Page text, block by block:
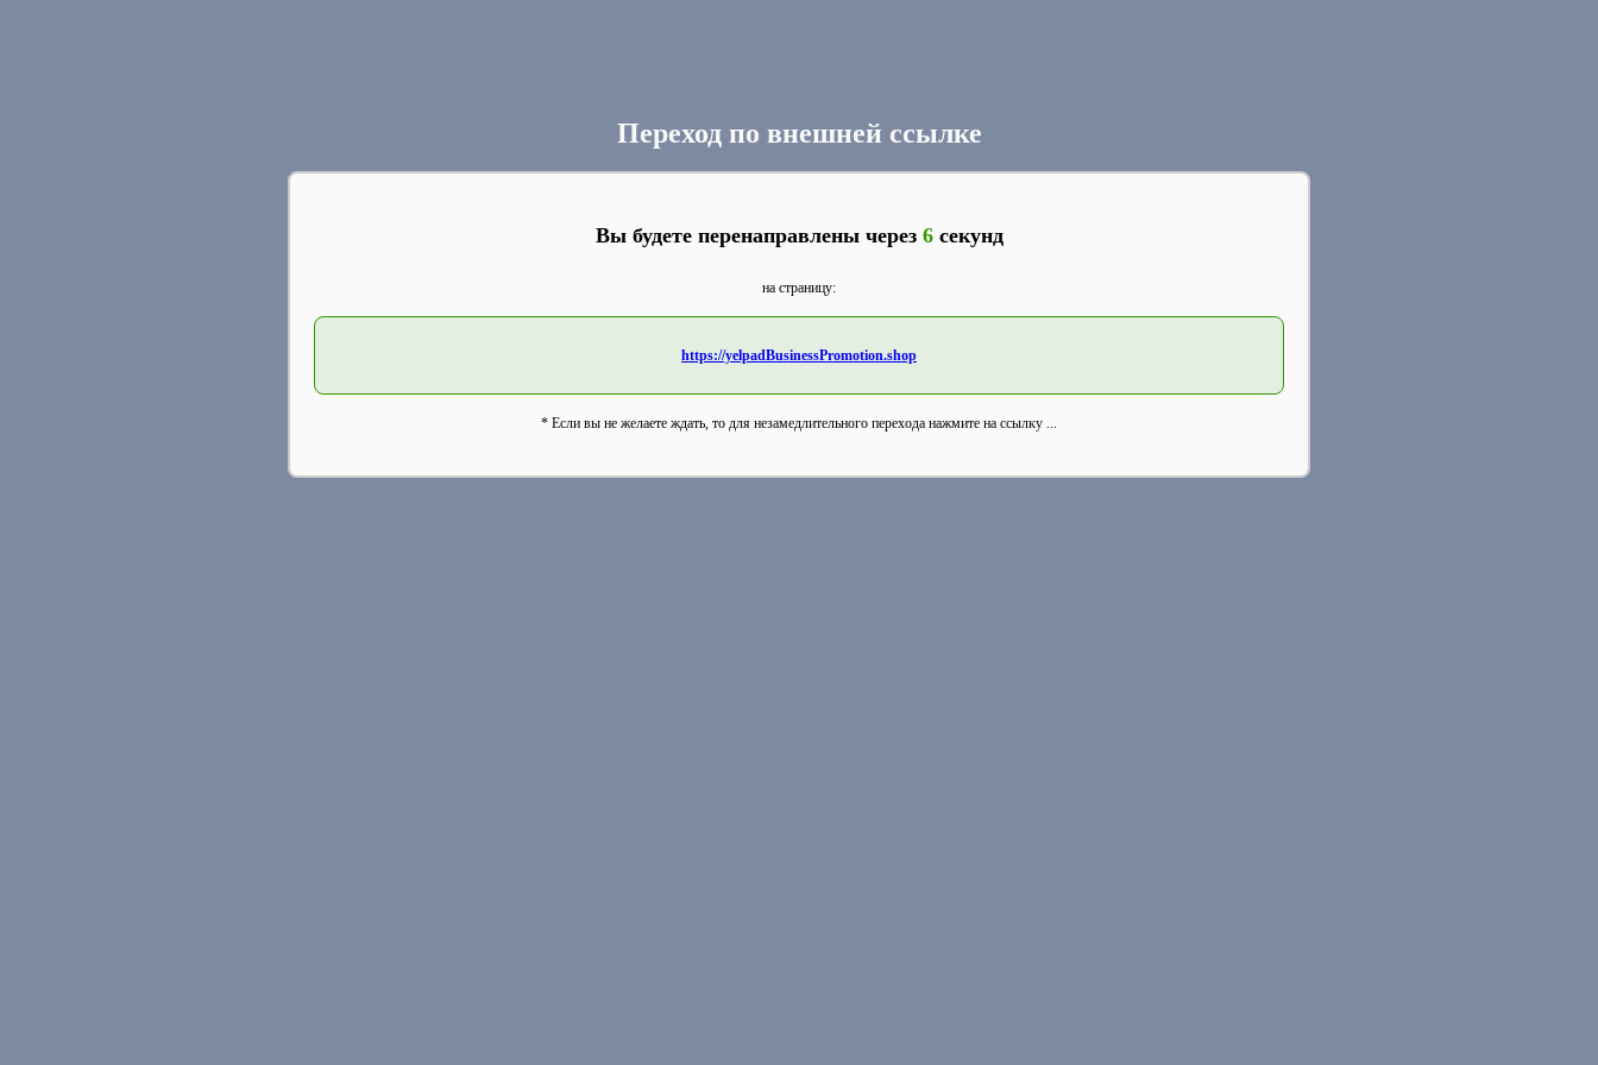
Переход по внешней ссылке
Вы будете перенаправлены через 6секунд
на страницу:
https://yelpadBusinessPromotion.shop
* Если вы не желаете ждать, то для незамедлительного перехода нажмите на ссылку ...